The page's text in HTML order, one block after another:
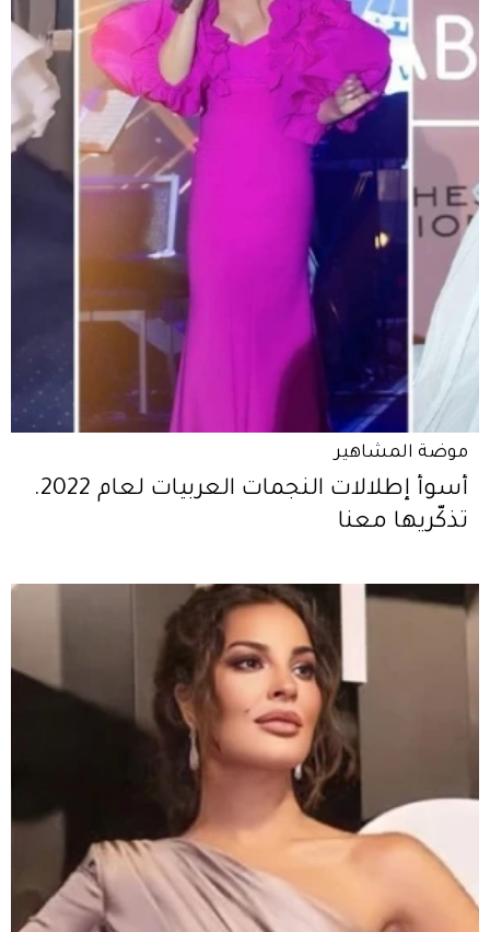
موضة المشاهير
أسوأ إطلالات النجمات العربيات لعام 2022.
تذكّريها معنا